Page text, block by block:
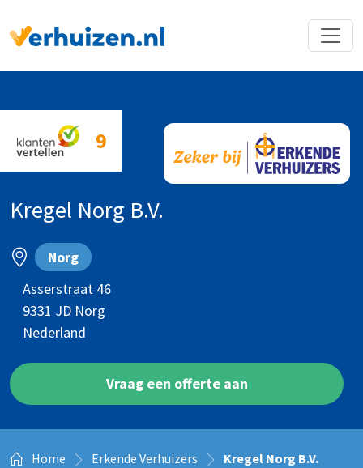
Kregel Norg B.V.
Norg
Asserstraat 46
9331 JD Norg
Nederland
Vraag een offerte aan
9
Home Erkende Verhuizers Kregel Norg B.V.